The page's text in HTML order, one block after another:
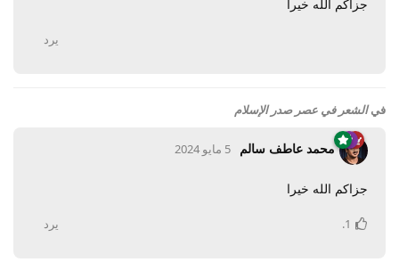
جزاكم الله خيرا
يرد
فيالشعر في عصر صدر الإسلام
محمد عاطف سالم 5 مايو 2024
جزاكم الله خيرا
يرد 1
.